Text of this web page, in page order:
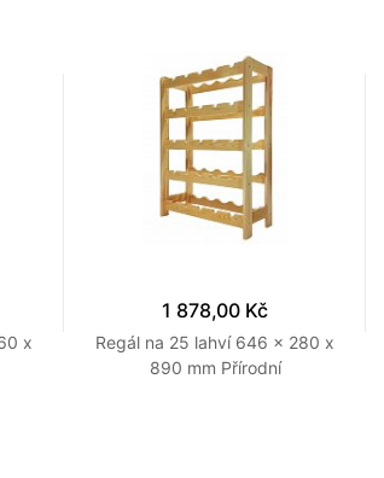
x
1 878,00 Kč
Regál na 25 lahví 646 x 280 x
890 mm Přírodní